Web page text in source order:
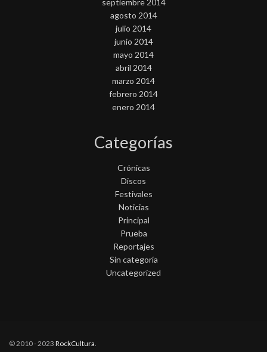
septiembre 2014
agosto 2014
julio 2014
junio 2014
mayo 2014
abril 2014
marzo 2014
febrero 2014
enero 2014
Categorías
Crónicas
Discos
Festivales
Noticias
Principal
Prueba
Reportajes
Sin categoría
Uncategorized
© 2010 - 2023 RockCultura